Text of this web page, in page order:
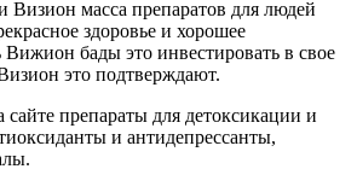
Визион масса препаратов для людей
здоровье и хорошее
Вижион бады это инвестировать в свое
это подтверждают.
препараты для детоксикации и
и антидепрессанты,